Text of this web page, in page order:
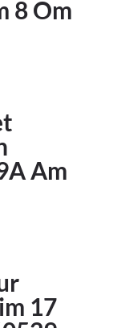
8 Om
Am
17